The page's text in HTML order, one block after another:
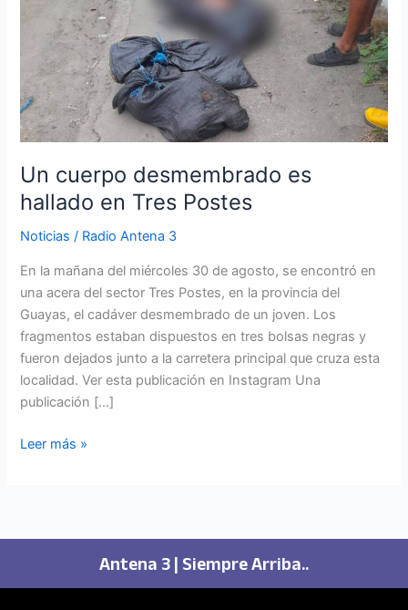
Un cuerpo desmembrado es
hallado en Tres Postes
Noticias / Radio Antena 3
En la mañana del miércoles 30 de agosto, se encontró en
una acera del sector Tres Postes, en la provincia del
Guayas, el cadáver desmembrado de un joven. Los
fragmentos estaban dispuestos en tres bolsas negras y
fueron dejados junto a la carretera principal que cruza esta
localidad. Ver esta publicación en Instagram Una
publicación […]
desmembrado
hallado
en
Tres
Postes
Leer más »
Antena 3 | Siempre Arriba..